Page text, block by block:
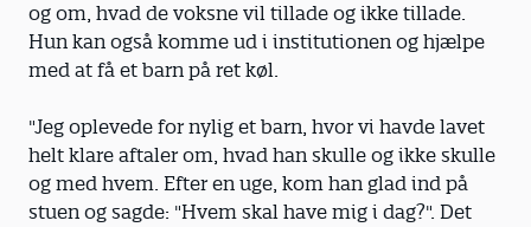
og om, hvad de voksne vil tillade og ikke tillade.
Hun kan også komme ud i institutionen og hjælpe
med at få et barn på ret køl.
"Jeg oplevede for nylig et barn, hvor vi havde lavet
helt klare aftaler om, hvad han skulle og ikke skulle
og med hvem. Efter en uge, kom han glad ind på
stuen og sagde: "Hvem skal have mig i dag?". Det